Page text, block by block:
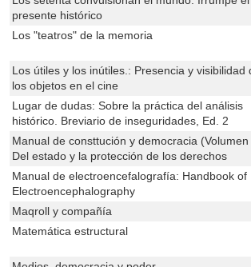
presente histórico
Los "teatros" de la memoria
Los útiles y los inútiles.: Presencia y visibilidad
los objetos en el cine
Lugar de dudas: Sobre la práctica del análisis
histórico. Breviario de inseguridades, Ed. 2
Manual de consttución y democracia (Volumen
Del estado y la protección de los derechos
Manual de electroencefalografía: Handbook of
Electroencephalography
Maqroll y compañía
Matemática estructural